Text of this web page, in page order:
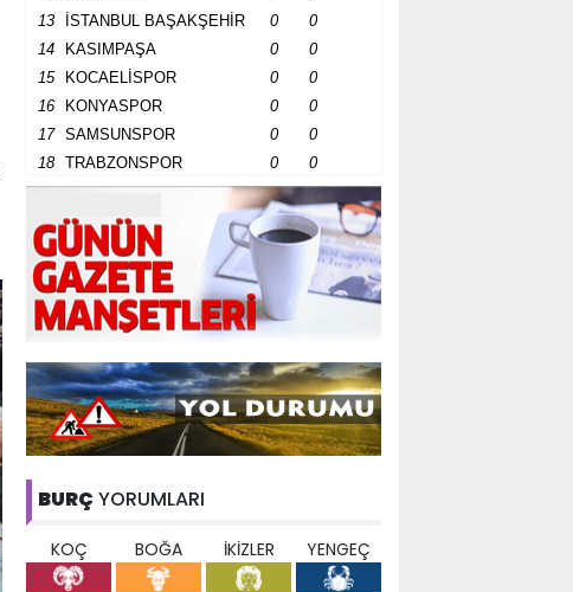
13
İSTANBUL BAŞAKŞEHİR 0
0
14
KASIMPAŞA 0
0
15
KOCAELİSPOR 0
0
16
KONYASPOR 0
0
17
SAMSUNSPOR 0
0
18
TRABZONSPOR 0 0
BURÇ YORUMLARI
KOÇ BOĞA İKİZLER YENGEÇ